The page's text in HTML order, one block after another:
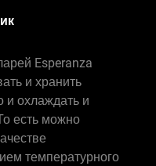
Esperanza
и хранить
и охлаждать и
есть можно
температурного